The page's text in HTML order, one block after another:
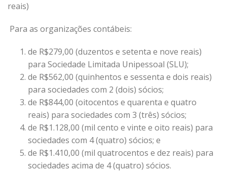
reais)
Para as organizações contábeis:
de R$279,00 (duzentos e setenta e nove reais)
para Sociedade Limitada Unipessoal (SLU);
de R$562,00 (quinhentos e sessenta e dois reais)
para sociedades com 2 (dois) sócios;
de R$844,00 (oitocentos e quarenta e quatro
reais) para sociedades com 3 (três) sócios;
de R$1.128,00 (mil cento e vinte e oito reais) para
sociedades com 4 (quatro) sócios; e
de R$1.410,00 (mil quatrocentos e dez reais) para
sociedades acima de 4 (quatro) sócios.